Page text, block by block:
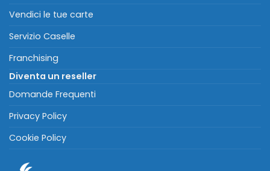
Vendici le tue carte
Servizio Caselle
Franchising
Diventa un reseller
Domande Frequenti
Privacy Policy
Cookie Policy